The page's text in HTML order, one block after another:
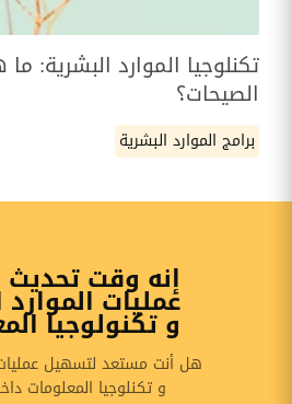
تكنلوجيا الموارد البشرية:
الصيحات؟
برامج الموارد البشرية
إنه وقت تحديث
عمليات
و تكنولوجيا
هل أنت مستعد لتسهيل عمليات
و تكنلوجيا المعلومات